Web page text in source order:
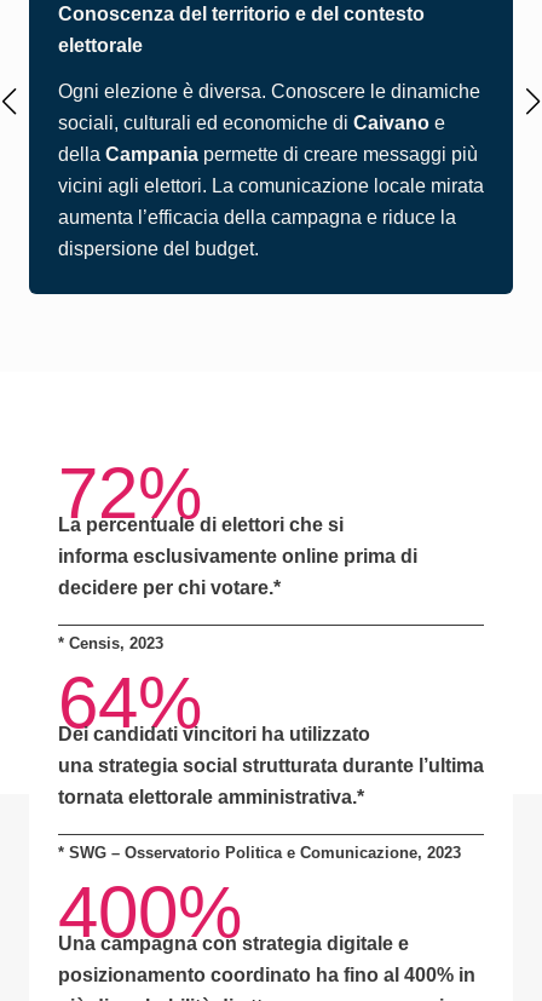
Conoscenza del territorio e del contesto
elettorale
Ogni elezione è diversa. Conoscere le dinamiche
sociali, culturali ed economiche di Caivano e
della Campania permette di creare messaggi più
vicini agli elettori. La comunicazione locale mirata
aumenta l’efficacia della campagna e riduce la
dispersione del budget.
72%
La percentuale di elettori che si
informa esclusivamente online prima di
decidere per chi votare.*
* Censis, 2023
64%
Dei candidati vincitori ha utilizzato
una strategia social strutturata durante l’ultima
tornata elettorale amministrativa.*
* SWG – Osservatorio Politica e Comunicazione, 2023
400%
Una campagna con strategia digitale e
posizionamento coordinato ha fino al 400% in